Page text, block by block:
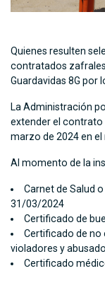
Quienes resulten
contratados
Guardavidas 8G por
La Administración
extender el contrato
marzo de 2024 en
Al momento de la
Carnet de Salud
31/03/2024
Certificado de
Certificado de no
violadores y
Certificado